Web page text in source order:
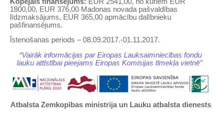
1800,00, EUR 376,00 Madonas novada pašvaldības
līdzmaksājums, EUR 365,00 apmācību dalībnieku
pašfinansējums.
Īstenošanas periods – 08.09.2017.-01.11.2017.
“Vairāk informācijas par Eiropas Lauksaimniecības fondu
lauku attīstībai pieejams Eiropas Komisijas tīmekļa vietnē”
Atbalsta Zemkopības ministrija un Lauku atbalsta dienests